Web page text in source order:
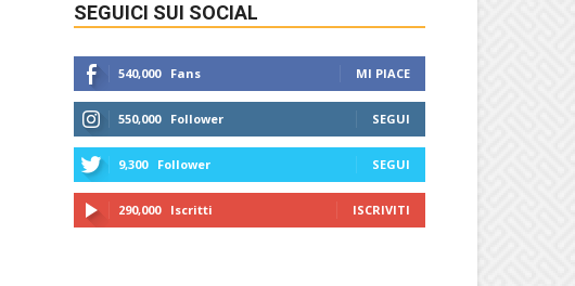
SEGUICI SUI SOCIAL
540,000 Fans MI PIACE
550,000 Follower SEGUI
9,300 Follower SEGUI
290,000 Iscritti ISCRIVITI